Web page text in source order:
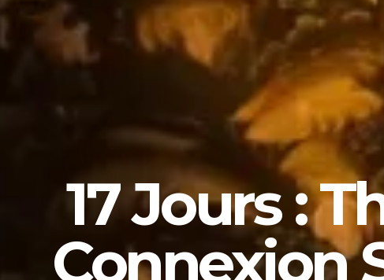
17 Jours :
Connexion